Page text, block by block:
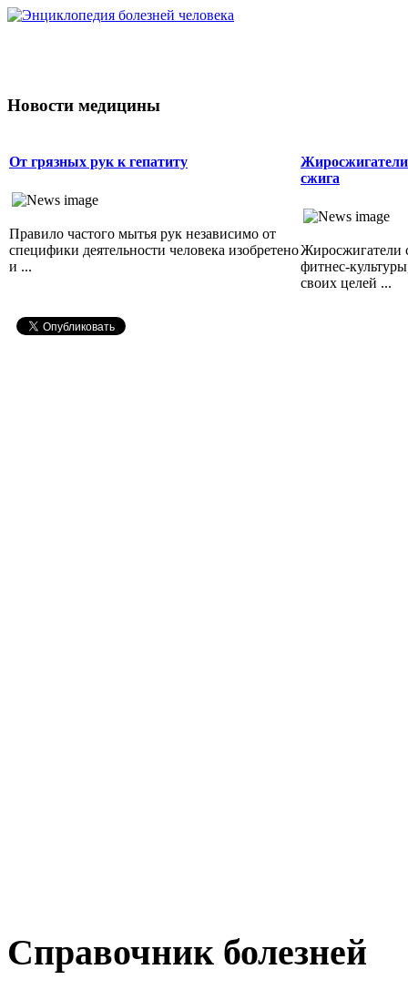
Новости медицины
От грязных рук к гепатиту
Правило частого мытья рук независимо от
специфики деятельности человека изобретено
и ...
сжига
Жиросжигатели
фитнес-
своих целей ...
Справочник болезней